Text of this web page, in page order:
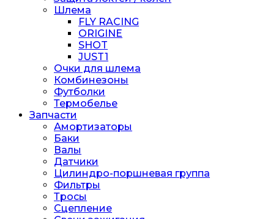
Шлема
FLY RACING
ORIGINE
SHOT
JUST1
Очки для шлема
Комбинезоны
Футболки
Термобелье
Запчасти
Амортизаторы
Баки
Валы
Датчики
Цилиндро-поршневая группа
Фильтры
Тросы
Сцепление